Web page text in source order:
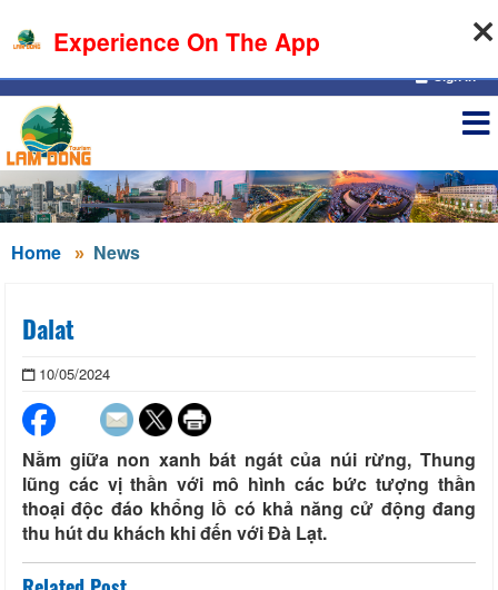
09-08-2026, 09:39:45
Sign in
Home News
Dalat
10/05/2024
Nằm giữa non xanh bát ngát của núi rừng, Thung
lũng các vị thần với mô hình các bức tượng thần
thoại độc đáo khổng lồ có khả năng cử động đang
thu hút du khách khi đến với Đà Lạt.
Experience On The App